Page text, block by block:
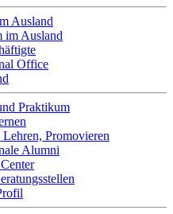
Ausland
im Ausland
Office
Praktikum
Lehren, Promovieren
Alumni